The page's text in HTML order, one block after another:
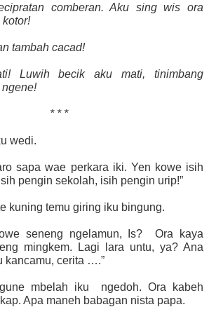
comberan. Aku sing wis ora
kotor!
tambah cacad!
Luwih becik aku mati, tinimbang
* * *
wedi.
sapa wae perkara iki. Yen kowe isih
pengin sekolah, isih pengin urip!”
kuning temu giring iku bingung.
seneng ngelamun, Is?
Ora kaya
mingkem. Lagi lara untu, ya? Ana
kancamu, cerita ….”
mbelah iku
ngedoh. Ora kabeh
Apa maneh babagan nista papa.